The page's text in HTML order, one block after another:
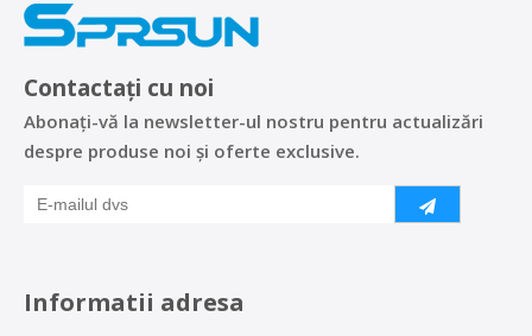
Contactați cu noi
Abonați-vă la newsletter-ul nostru pentru actualizări
despre produse noi și oferte exclusive.
Informatii adresa